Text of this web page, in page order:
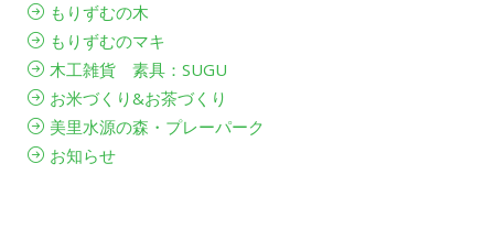
もりずむの木
もりずむのマキ
木工雑貨 素具：SUGU
お米づくり&お茶づくり
美里水源の森・プレーパーク
お知らせ